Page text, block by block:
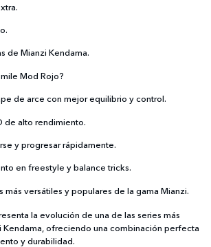
de Mianzi Kendama.
Mod Rojo?
de arce con mejor equilibrio y control.
de alto rendimiento.
y progresar rápidamente.
en freestyle y balance tricks.
más versátiles y populares de la gama Mianzi.
la evolución de una de las series más
ofreciendo una combinación perfecta
y durabilidad.